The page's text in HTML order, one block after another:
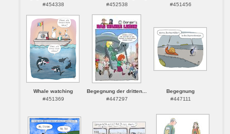
#454338
#452538
#451456
Whale watching
#451369
Begegnung der dritten...
#447297
Begegnung
#447111